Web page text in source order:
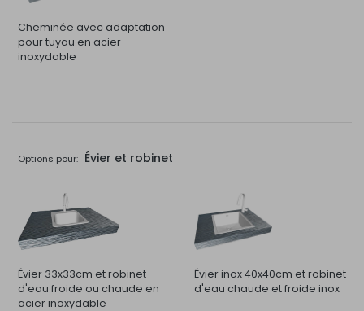
Cheminée avec adaptation
pour tuyau en acier
inoxydable
Options pour: Évier et robinet
Évier 33x33cm et robinet
d'eau froide ou chaude en
acier inoxydable
Évier inox 40x40cm et robinet
d'eau chaude et froide inox